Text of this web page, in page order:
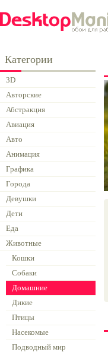
Категории
3D
Авторские
Абстракция
Авиация
Авто
Анимация
Графика
Города
Девушки
Дети
Еда
Животные
Кошки
Собаки
Домашние
Дикие
Птицы
Насекомые
Подводный мир